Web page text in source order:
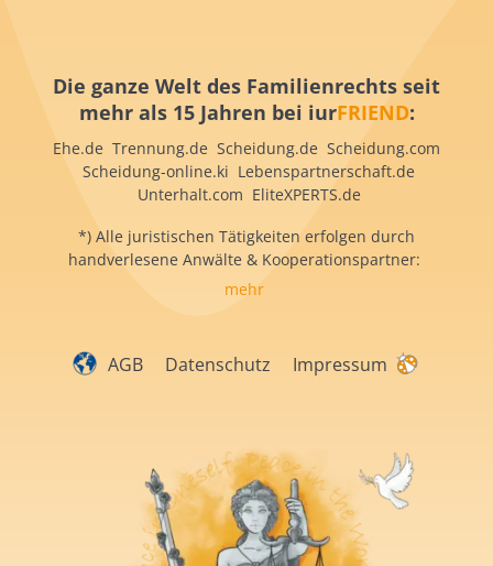
Die ganze Welt des Familienrechts seit
mehr als 15 Jahren bei iurFRIEND:
Ehe.de Trennung.de Scheidung.de Scheidung.com
Scheidung-online.ki Lebenspartnerschaft.de
Unterhalt.com EliteXPERTS.de
*) Alle juristischen Tätigkeiten erfolgen durch
handverlesene Anwälte & Kooperationspartner:
mehr
AGB Datenschutz Impressum